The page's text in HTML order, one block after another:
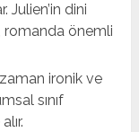
Julien’in dini
romanda önemli
ironik ve
sınıf